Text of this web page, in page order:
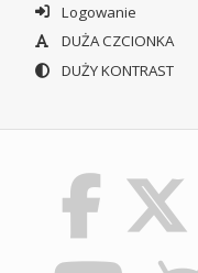
Logowanie
DUŻA CZCIONKA
DUŻY KONTRAST